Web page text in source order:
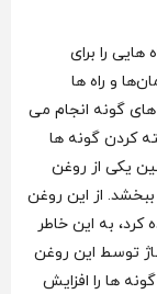
را برای
و راه ها
گونه انجام می‌
کردن گونه ها
یکی از روغن
از این روغن
به این خاطر
توسط این روغن
ها را افزایش